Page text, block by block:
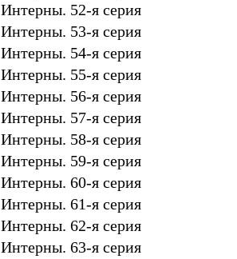
Интерны. 52-я серия
Интерны. 53-я серия
Интерны. 54-я серия
Интерны. 55-я серия
Интерны. 56-я серия
Интерны. 57-я серия
Интерны. 58-я серия
Интерны. 59-я серия
Интерны. 60-я серия
Интерны. 61-я серия
Интерны. 62-я серия
Интерны. 63-я серия